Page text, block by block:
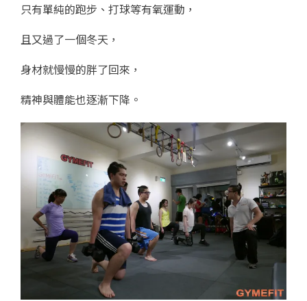
只有單純的跑步、打球等有氧運動，
且又過了一個冬天，
身材就慢慢的胖了回來，
精神與體能也逐漸下降。